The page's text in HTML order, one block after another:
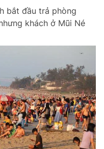
360
bắt đầu trả phòng
khách ở Mũi Né